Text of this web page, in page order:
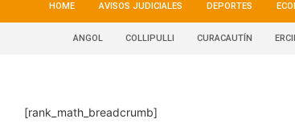
HOME AVISOS JUDICIALES DEPORTES
ANGOL COLLIPULLI CURACAUTÍN
[rank_math_breadcrumb]